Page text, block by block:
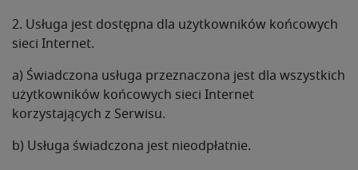
2. Usługa jest dostępna dla użytkowników końcowych
sieci Internet.
a) Świadczona usługa przeznaczona jest dla wszystkich
użytkowników końcowych sieci Internet
korzystających z Serwisu.
b) Usługa świadczona jest nieodpłatnie.